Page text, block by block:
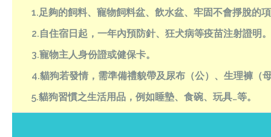
1.足夠的飼料、寵物飼料盆、飲水盆、牢固不會掙脫的
2.自住宿日起，一年內預防針、狂犬病等疫苗注射證明。
3.寵物主人身份證或健保卡。
4.貓狗若發情，需準備禮貌帶及尿布（公）、生理褲（
5.貓狗習慣之生活用品，例如睡墊、食碗、玩具…等。